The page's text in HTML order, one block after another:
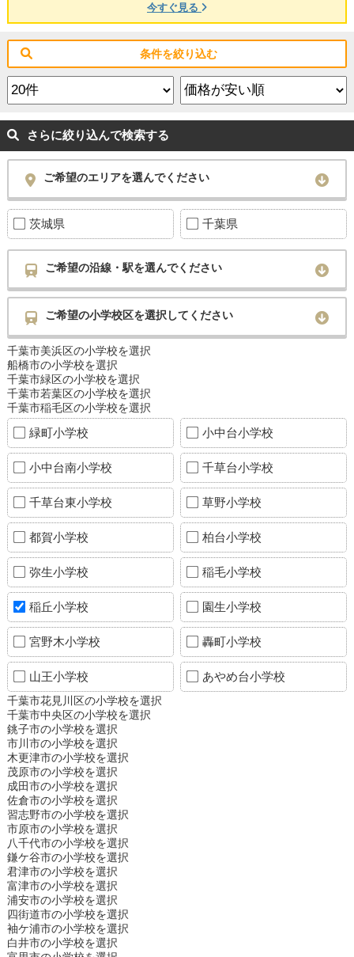
今すぐ見る
条件を絞り込む
さらに絞り込んで検索する
ご希望のエリアを選んでください
茨城県 千葉県
ご希望の沿線・駅を選んでください
ご希望の小学校区を選択してください
千葉市美浜区の小学校を選択
船橋市の小学校を選択
千葉市緑区の小学校を選択
千葉市若葉区の小学校を選択
千葉市稲毛区の小学校を選択
緑町小学校 小中台小学校
小中台南小学校 千草台小学校
千草台東小学校 草野小学校
都賀小学校 柏台小学校
弥生小学校 稲毛小学校
稲丘小学校 園生小学校
宮野木小学校 轟町小学校
山王小学校 あやめ台小学校
千葉市花見川区の小学校を選択
千葉市中央区の小学校を選択
銚子市の小学校を選択
市川市の小学校を選択
木更津市の小学校を選択
茂原市の小学校を選択
成田市の小学校を選択
佐倉市の小学校を選択
習志野市の小学校を選択
市原市の小学校を選択
八千代市の小学校を選択
鎌ケ谷市の小学校を選択
君津市の小学校を選択
富津市の小学校を選択
浦安市の小学校を選択
四街道市の小学校を選択
袖ケ浦市の小学校を選択
白井市の小学校を選択